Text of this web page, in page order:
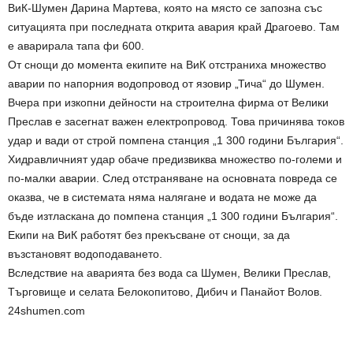
ВиК-Шумен Дарина Мартева, която на място се запозна със
ситуацията при последната открита авария край Драгоево. Там
е аварирала тапа фи 600.
От снощи до момента екипите на ВиК отстраниха множество
аварии по напорния водопровод от язовир „Тича“ до Шумен.
Вчера при изкопни дейности на строителна фирма от Велики
Преслав е засегнат важен електропровод. Това причинява токов
удар и вади от строй помпена станция „1 300 години България“.
Хидравличният удар обаче предизвиква множество по-големи и
по-малки аварии. След отстраняване на основната повреда се
оказва, че в системата няма налягане и водата не може да
бъде изтласкана до помпена станция „1 300 години България“.
Екипи на ВиК работят без прекъсване от снощи, за да
възстановят водоподаването.
Вследствие на аварията без вода са Шумен, Велики Преслав,
Търговище и селата Белокопитово, Дибич и Панайот Волов.
24shumen.com